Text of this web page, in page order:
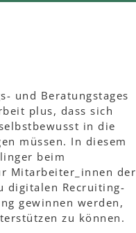
und Beratungstages
plus, dass sich
in die
müssen. In diesem
beim
Mitarbeiter_innen der
digitalen Recruiting-
gewinnen werden,
zu können.